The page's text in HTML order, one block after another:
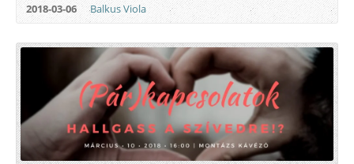
2018-03-06 Balkus Viola